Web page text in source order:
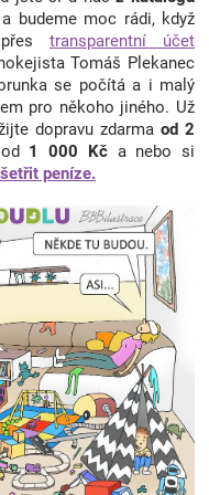
budeme moc rádi, když
transparentní účet
Tomáš Plekanec
se počítá a i malý
pro někoho jiného. Už
dopravu zdarmaod 2
1 000 Kča nebo si
peníze.